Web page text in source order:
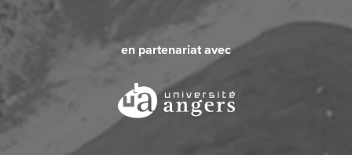
en partenariat avec